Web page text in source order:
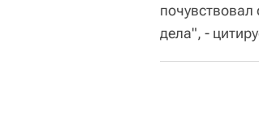
дела", -